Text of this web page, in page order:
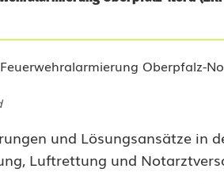
und Lösungsansätze in
Luftrettung und